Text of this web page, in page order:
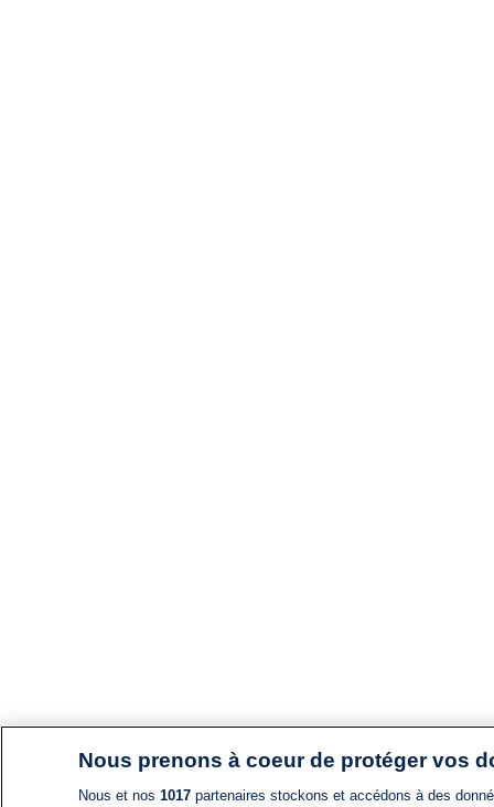
Nous prenons à coeur de protéger vos
Nous et nos 1017partenaires stockons et accédons à des